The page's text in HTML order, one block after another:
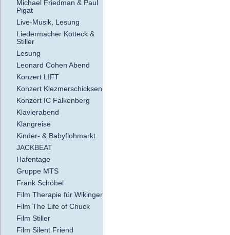
Michael Friedman & Paul
Pigat
Live-Musik, Lesung
Liedermacher Kotteck &
Stiller
Lesung
Leonard Cohen Abend
Konzert LIFT
Konzert Klezmerschicksen
Konzert IC Falkenberg
Klavierabend
Klangreise
Kinder- & Babyflohmarkt
JACKBEAT
Hafentage
Gruppe MTS
Frank Schöbel
Film Therapie für Wikinger
Film The Life of Chuck
Film Stiller
Film Silent Friend